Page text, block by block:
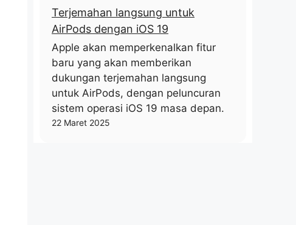
Terjemahan langsung untuk
AirPods dengan iOS 19
Apple akan memperkenalkan fitur
baru yang akan memberikan
dukungan terjemahan langsung
untuk AirPods, dengan peluncuran
sistem operasi iOS 19 masa depan.
22 Maret 2025